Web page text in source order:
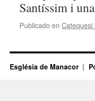
Santíssim i
Publicado en Catequesi
Església de Manacor